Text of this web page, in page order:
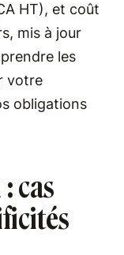
HT), et coût
mis à jour
les
votre
obligations
cas